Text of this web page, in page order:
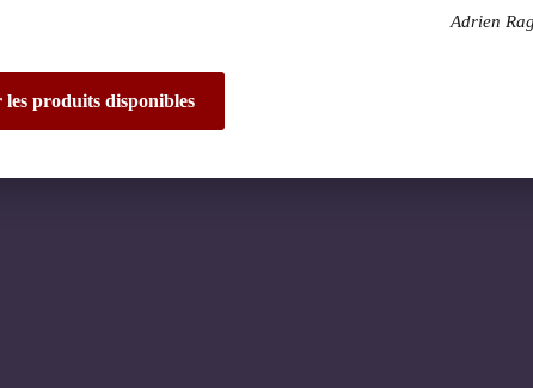
!
fantastique –
Adrien
les produits disponibles